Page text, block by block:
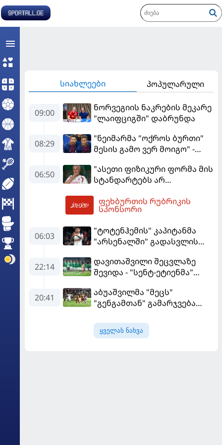
სიახლეები პოპულარული
09:00
ნორვეგიის ნაკრების მეკარე
"ლაიფციგში" დაბრუნდა
08:29
"ნეიმარმა "ოქროს ბურთი"
მესის გამო ვერ მოიგო" -
აგენტი
06:50
"ასეთი ფიზიკური ფორმა მის
სტანდარტებს არ
"რეალის" ახალწვეული
გააკრიტიკა
ფეხბურთის რუბრიკის
სპონსორი
06:03
"ტოტენჰემის" კაპიტანმა
"არსენალში" გადასვლის
22:14
დავითაშვილი შეცვლაზე
შევიდა - "სენტ-ეტიენმა"
20:41
აბუაშვილმა "მეცს"
"გენგამთან" გამარჯვება
ყველას ნახვა